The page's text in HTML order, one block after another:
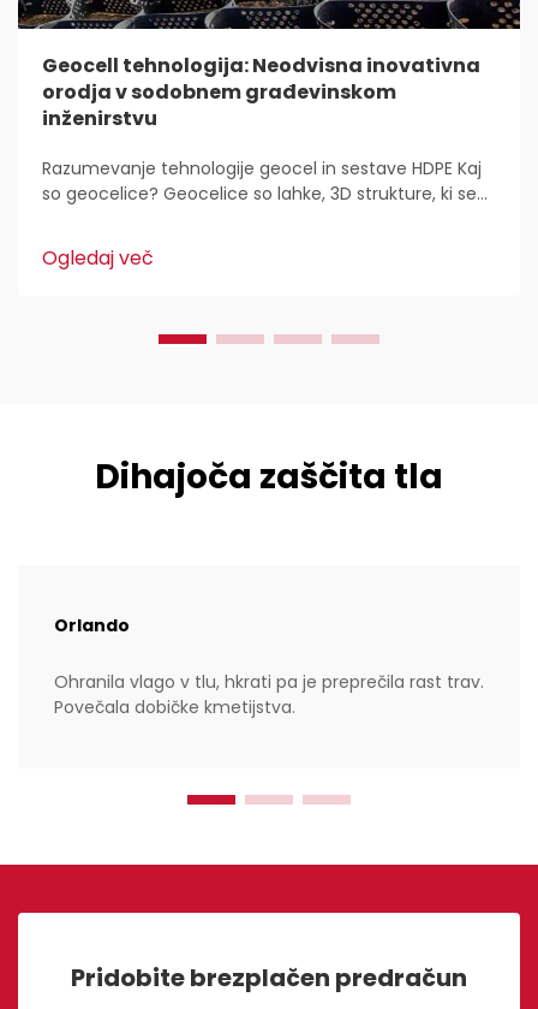
Geocell tehnologija: Neodvisna inovativna
orodja v sodobnem građevinskom
inženirstvu
Razumevanje tehnologije geocel in sestave HDPE Kaj
so geocelice? Geocelice so lahke, 3D strukture, ki se
gradbeništvu. Inženirji civilne zaščite jih imajo radi,
ker...
Ogledaj več
Dihajoča zaščita tla
Orlando
Ohranila vlago v tlu, hkrati pa je preprečila rast trav.
Povečala dobičke kmetijstva.
Pridobite brezplačen predračun